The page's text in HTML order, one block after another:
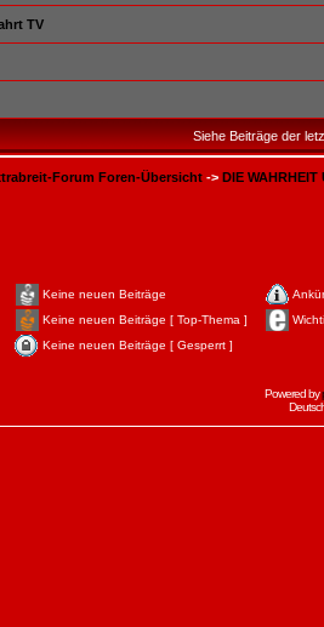
TV
Siehe Beiträge der
Forum Foren-Übersicht -> DIE WAHRHEIT
Keine neuen Beiträge
Keine neuen Beiträge [ Top-Thema ]
Keine neuen Beiträge [ Gesperrt ]
Powered by